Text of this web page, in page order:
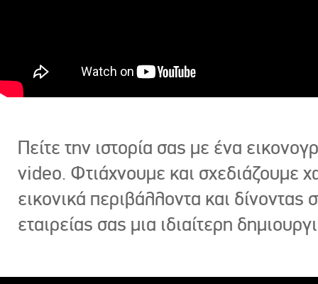
Πείτε την ιστορία σας με ένα
video. Φτιάχνουμε και σχεδιάζουμε
εικονικά περιβάλλοντα και δίνοντας
εταιρείας σας μια ιδιαίτερη